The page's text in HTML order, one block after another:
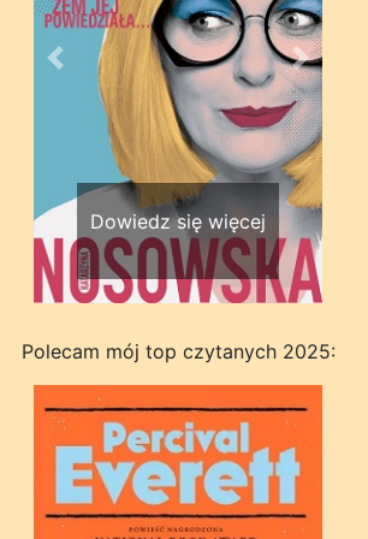
Dowiedz się więcej
Wstecz Dalej
Polecam mój top czytanych 2025: